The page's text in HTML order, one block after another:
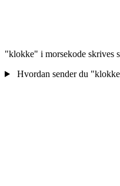
"klokke" i morsekode skrives
Hvordan sender du